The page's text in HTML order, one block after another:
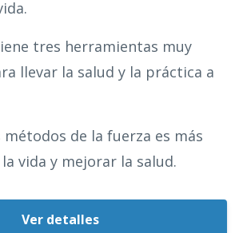
tres herramientas muy
llevar la salud y la práctica a
métodos de la fuerza es más
vida y mejorar la salud.
Ver detalles